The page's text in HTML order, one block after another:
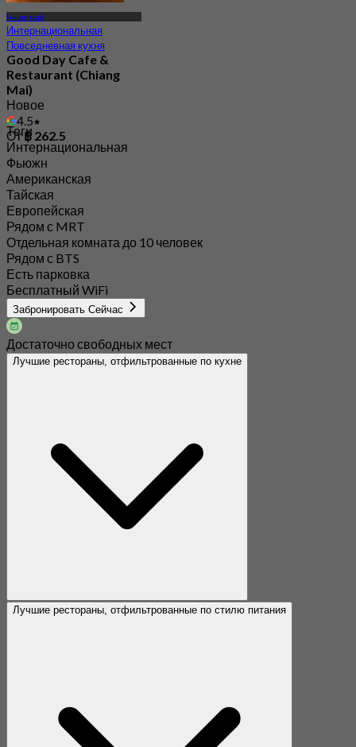
Чиангмай
Интернациональная
Повседневная кухня
Good Day Cafe &
Restaurant (Chiang
Mai)
Новое
4.5
От฿ 262.5
Теги
Интернациональная
Фьюжн
Американская
Тайская
Европейская
Рядом с MRT
Отдельная комната до 10 человек
Рядом с BTS
Есть парковка
Бесплатный WiFi
Забронировать Сейчас
Достаточно свободных мест
Лучшие рестораны, отфильтрованные по кухне
Лучшие рестораны, отфильтрованные по стилю питания